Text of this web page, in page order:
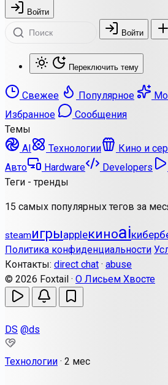
Войти
Войти
Переключить тему
Свежее Популярное
Избранное
Сообщения
Темы
AI
Технологии Кино и
Авто
Hardware Developers
Теги - тренды
15 самых популярных тегов за
steamигрыappleкиноai
Политика конфиденциальности
Контакты: direct chat · abuse
© 2026 Foxtail · О Лисьем Хвосте
DS @ds
Технологии · 2 мес